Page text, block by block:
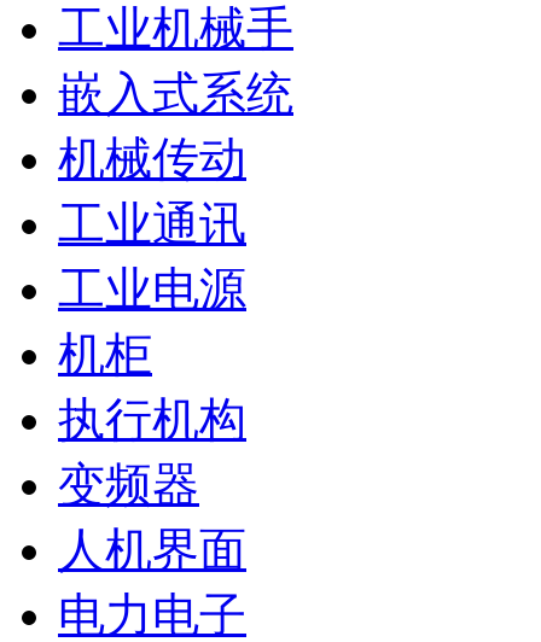
工业机械手
嵌入式系统
机械传动
工业通讯
工业电源
机柜
执行机构
变频器
人机界面
电力电子